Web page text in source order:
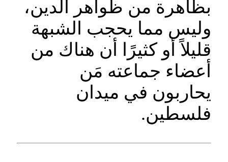
بظاهرة من ظواهر الدين،
وليس مما يحجب الشبهة
قليلاً أو كثيرًا أن هناك من
أعضاء جماعته مَن
يحاربون في ميدان
فلسطين.